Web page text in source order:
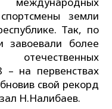
земли
Так, по
завоевали более
– на первенствах
свой рекорд
Н.Налибаев.